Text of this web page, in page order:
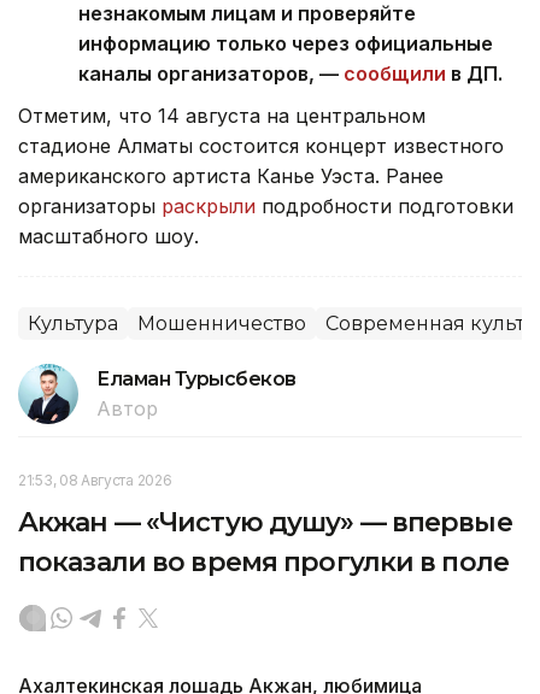
незнакомым лицам и проверяйте
информацию только через официальные
каналы организаторов, — сообщили в ДП.
Отметим, что 14 августа на центральном
стадионе Алматы состоится концерт известного
американского артиста Канье Уэста. Ранее
организаторы раскрыли подробности подготовки
масштабного шоу.
Культура Мошенничество Современная
Еламан Турысбеков
Автор
21:53, 08 Августа 2026
Акжан — «Чистую душу» — впервые
показали во время прогулки в поле
Ахалтекинская лошадь Акжан, любимица